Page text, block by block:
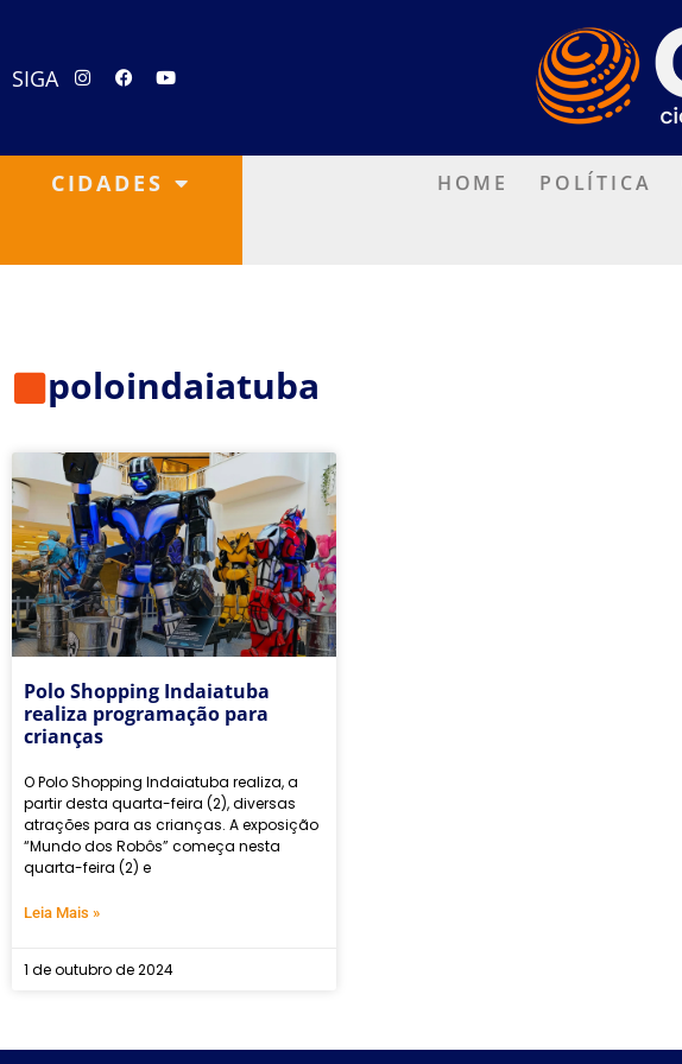
SIGA
CIDADES HOME POLÍTICA
poloindaiatuba
Polo Shopping Indaiatuba
realiza programação para
crianças
O Polo Shopping Indaiatuba realiza, a
partir desta quarta-feira (2), diversas
atrações para as crianças. A exposição
“Mundo dos Robôs” começa nesta
quarta-feira (2) e
Leia Mais »
1 de outubro de 2024